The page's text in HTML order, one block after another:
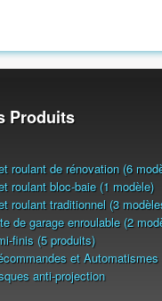
Produits
roulant de rénovation (6
roulant bloc-baie (1 modèle)
roulant traditionnel (3
de garage enroulable (2
finis (5 produits)
et
anti-projection